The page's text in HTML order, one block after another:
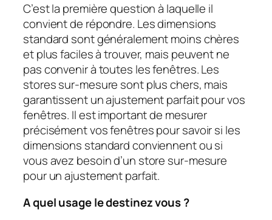
C’est la première question à laquelle il
convient de répondre. Les dimensions
standard sont généralement moins chères
et plus faciles à trouver, mais peuvent ne
pas convenir à toutes les fenêtres. Les
stores sur-mesure sont plus chers, mais
garantissent un ajustement parfait pour vos
fenêtres. Il est important de mesurer
précisément vos fenêtres pour savoir si les
dimensions standard conviennent ou si
vous avez besoin d’un store sur-mesure
pour un ajustement parfait.
A quel usage le destinez vous ?